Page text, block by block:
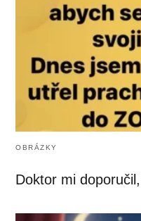
OBRÁZKY
Doktor mi